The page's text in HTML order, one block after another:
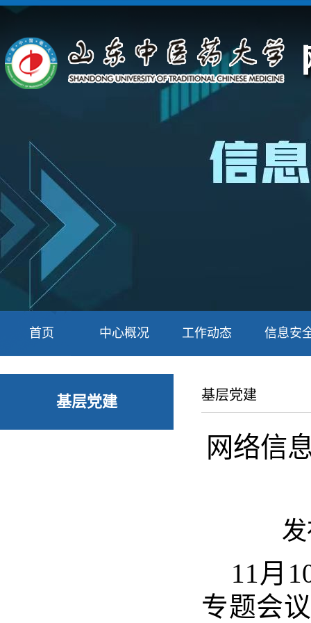
首页 中心概况 工作动态 信息安
基层党建 基层党建
网络信
11月
专题会议